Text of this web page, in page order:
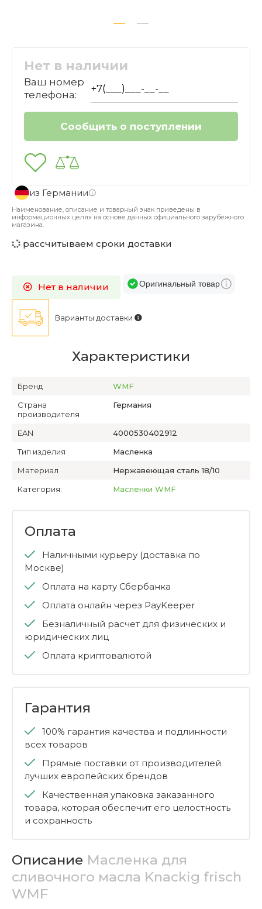
Нет в наличии
Ваш номер
телефона:
из Германии
Наименование, описание и товарный знак приведены в
информационных целях на основе данных официального зарубежного
магазина.
рассчитываем сроки доставки
Варианты доставки
Нет в наличии Оригинальный товар
Характеристики
Бренд
WMF
Страна
производителя
Германия
EAN
4000530402912
Тип изделия
Масленка
Материал
Нержавеющая сталь 18/10
Категория:
Масленки WMF
Оплата
Наличными курьеру (доставка по
Москве)
Оплата на карту Сбербанка
Оплата онлайн через PayKeeper
Безналичный расчет для физических и
юридических лиц
Оплата криптовалютой
Гарантия
100% гарантия качества и подлинности
всех товаров
Прямые поставки от производителей
лучших европейских брендов
Качественная упаковка заказанного
товара, которая обеспечит его целостность
и сохранность
Описание Масленка для
сливочного масла Knackig frisch
WMF